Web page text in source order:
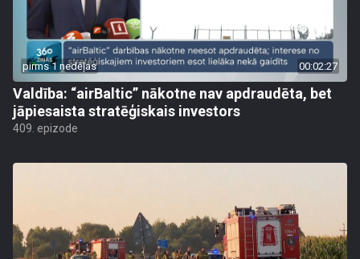
pirms 1 nedēļas 00:02:27
Valdība: “airBaltic” nākotne nav apdraudēta, bet
jāpiesaista stratēģiskais investors
409. epizode